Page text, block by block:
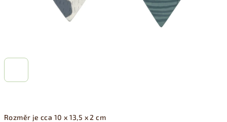
Rozměr je cca 10 x 13,5 x 2 cm